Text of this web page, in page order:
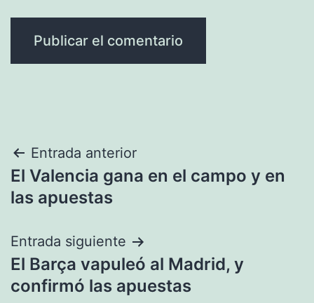
Navegación
de
Entrada anterior
El Valencia gana en el campo y en
las apuestas
Entrada siguiente
El Barça vapuleó al Madrid, y
confirmó las apuestas